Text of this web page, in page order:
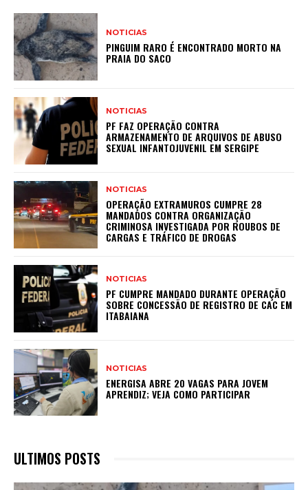
NOTICIAS
PINGUIM RARO É ENCONTRADO MORTO NA
PRAIA DO SACO
NOTICIAS
PF FAZ OPERAÇÃO CONTRA
ARMAZENAMENTO DE ARQUIVOS DE ABUSO
SEXUAL INFANTOJUVENIL EM SERGIPE
NOTICIAS
OPERAÇÃO EXTRAMUROS CUMPRE 28
MANDADOS CONTRA ORGANIZAÇÃO
CRIMINOSA INVESTIGADA POR ROUBOS DE
CARGAS E TRÁFICO DE DROGAS
NOTICIAS
PF CUMPRE MANDADO DURANTE OPERAÇÃO
SOBRE CONCESSÃO DE REGISTRO DE CAC EM
ITABAIANA
NOTICIAS
ENERGISA ABRE 20 VAGAS PARA JOVEM
APRENDIZ; VEJA COMO PARTICIPAR
ULTIMOS POSTS